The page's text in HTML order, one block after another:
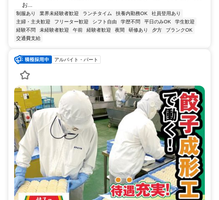
お...
制服あり 業界未経験者歓迎 ランチタイム 扶養内勤務OK
社員登用あり
主婦・主夫歓迎
フリーター歓迎 シフト自由 学歴不問 平日のみOK
学生歓迎
経験不問
未経験者歓迎 午前 経験者歓迎 夜間 研修あり 夕方
ブランクOK
交通費支給
アルバイト・パート